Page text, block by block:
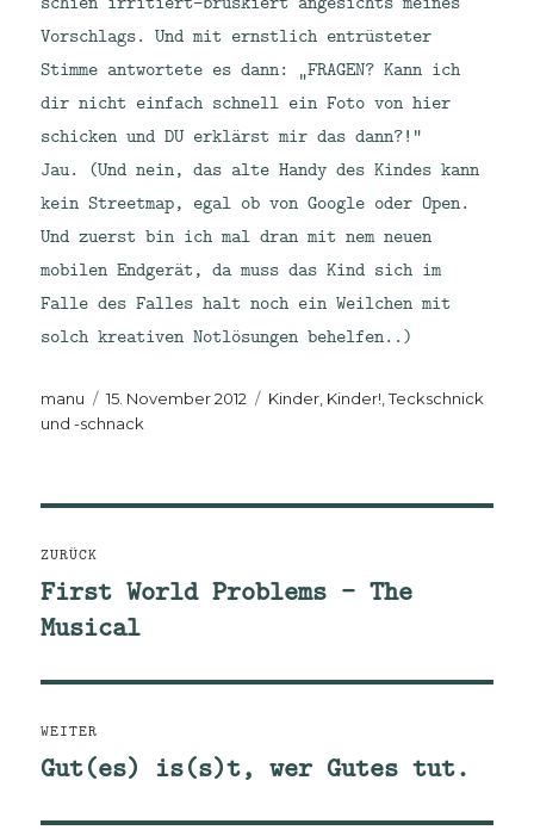
Vorschlags. Und mit ernstlich entrüsteter
Stimme antwortete es dann: „FRAGEN? Kann ich
dir nicht einfach schnell ein Foto von hier
schicken und DU erklärst mir das dann?!“
Jau. (Und nein, das alte Handy des Kindes kann
kein Streetmap, egal ob von Google oder Open.
Und zuerst bin ich mal dran mit nem neuen
mobilen Endgerät, da muss das Kind sich im
Falle des Falles halt noch ein Weilchen mit
solch kreativen Notlösungen behelfen..)
Autor
manu
Veröffentlicht
am
15. November 2012 Kategorien
Kinder, Kinder! ,Teckschnick
und -schnack
ZURÜCK
Vorheriger
Beitrag:
First World Problems – The
Musical
WEITER
Nächster
Gut(es) is(s)t, wer Gutes tut.